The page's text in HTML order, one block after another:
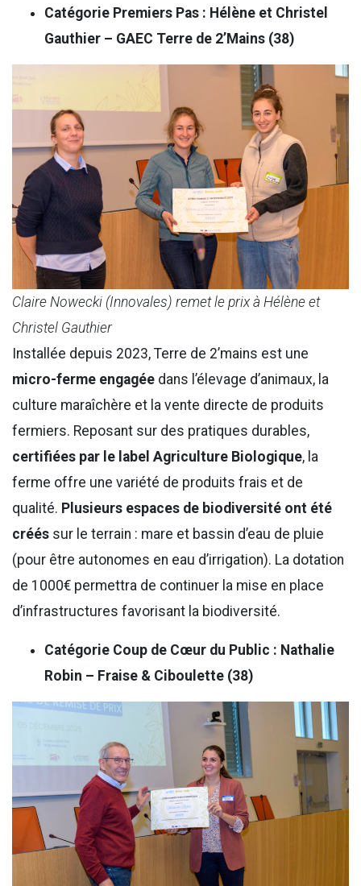
Catégorie Premiers Pas : Hélène et Christel
Gauthier – GAEC Terre de 2’Mains (38)
Claire Nowecki (Innovales) remet le prix à Hélène et
Christel Gauthier
Installée depuis 2023, Terre de 2’mains est une
micro-ferme engagée dans l’élevage d’animaux, la
culture maraîchère et la vente directe de produits
fermiers. Reposant sur des pratiques durables,
certifiées par le label Agriculture Biologique, la
ferme offre une variété de produits frais et de
qualité. Plusieurs espaces de biodiversité ont été
créés sur le terrain : mare et bassin d’eau de pluie
(pour être autonomes en eau d’irrigation). La dotation
de 1000€ permettra de continuer la mise en place
d’infrastructures favorisant la biodiversité.
Catégorie Coup de Cœur du Public : Nathalie
Robin – Fraise & Ciboulette (38)